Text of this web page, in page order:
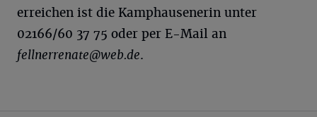
erreichen ist die Kamphausenerin unter
02166/60 37 75 oder per E-Mail an
fellnerrenate@web.de.